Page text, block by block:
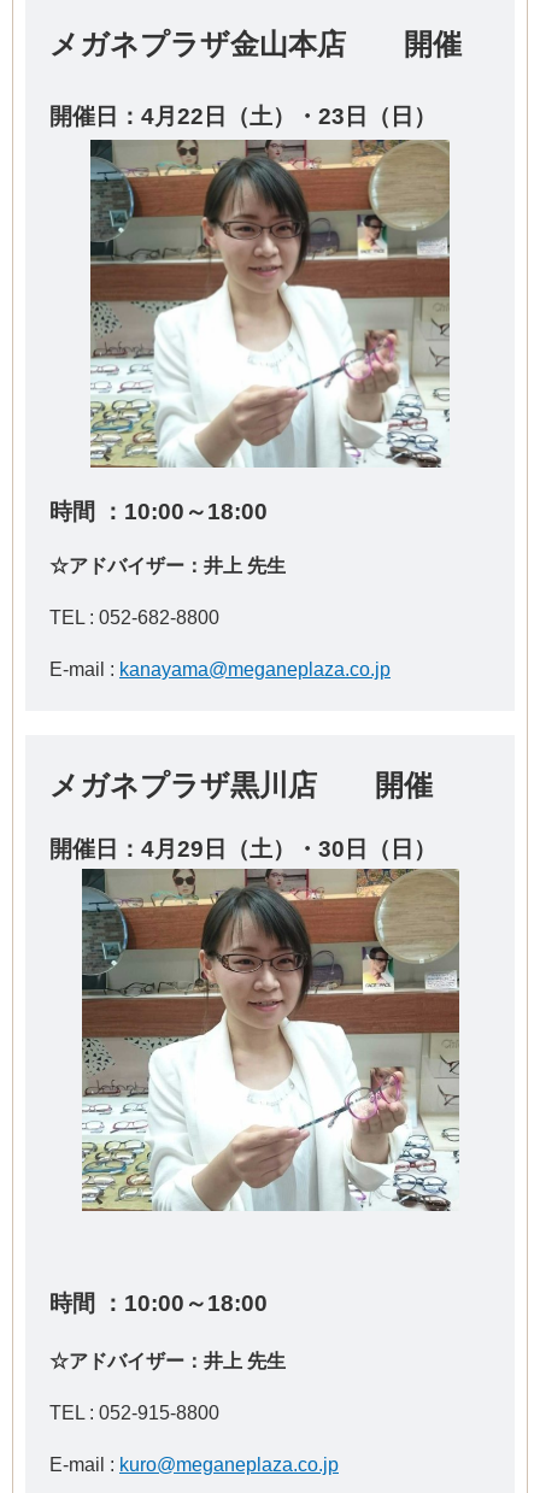
メガネプラザ金山本店 開催
開催日：4月22日（土）・23日（日）
時間 ：10:00～18:00
☆アドバイザー：井上 先生
TEL : 052-682-8800
E-mail : kanayama@meganeplaza.co.jp
メガネプラザ黒川店 開催
開催日：4月29日（土）・30 日（日）
時間 ：10:00～18:00
☆アドバイザー：井上 先生
TEL : 052-915-8800
E-mail : kuro@meganeplaza.co.jp